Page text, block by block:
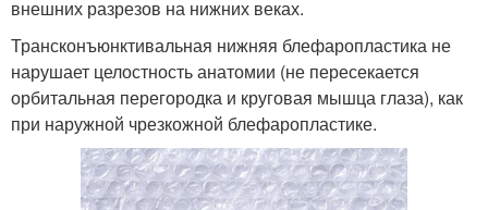
внешних разрезов на нижних веках.
Трансконъюнктивальная нижняя блефаропластика не
нарушает целостность анатомии (не пересекается
орбитальная перегородка и круговая мышца глаза), как
при наружной чрезкожной блефаропластике.